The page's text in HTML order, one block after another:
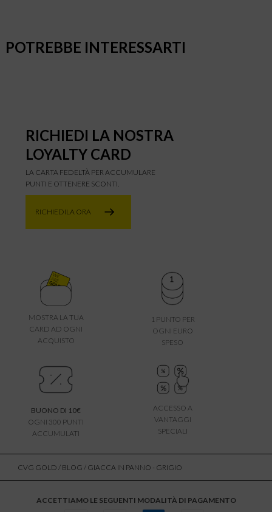
POTREBBE INTERESSARTI
RICHIEDI LA NOSTRA
LOYALTY CARD
LA CARTA FEDELTÀ PER ACCUMULARE
PUNTI E OTTENERE SCONTI.
RICHIEDILA ORA
MOSTRA LA TUA
CARD AD OGNI
ACQUISTO
1 PUNTO PER
OGNI EURO
SPESO
BUONO DI 10€
OGNI 300 PUNTI
ACCUMULATI
ACCESSO A
VANTAGGI
SPECIALI
CVG GOLD / BLOG / GIACCA IN PANNO - GRIGIO
ACCETTIAMO LE SEGUENTI MODALITÀ DI PAGAMENTO